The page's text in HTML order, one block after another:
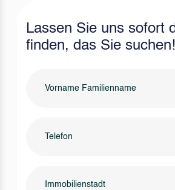
Lassen Sie uns sofort
finden, das Sie suchen!
Immobilienstadt